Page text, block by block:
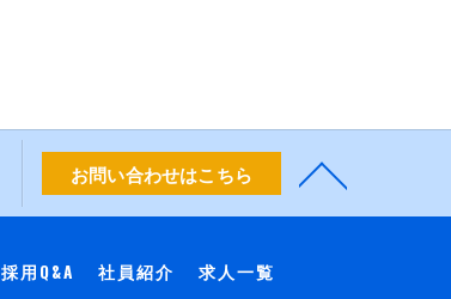
お問い合わせはこちら
採用Q&A 社員紹介
求人一覧